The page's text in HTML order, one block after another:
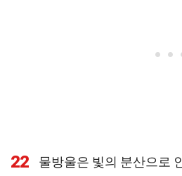
22
물방울은 빛의 분산으로